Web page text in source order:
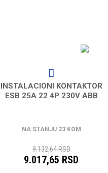
INSTALACIONI KONTAKTOR
ESB 25A 22 4P 230V ABB
NA STANJU 23 KOM
9.132,64 RSD
9.017,65 RSD